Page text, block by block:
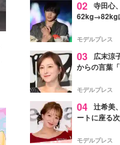
02 寺田心
62kg→82kg
「かっこいい
モデルプレス
03
広末涼
からの言葉
モデルプレス
04 辻希美
ートに座る
ぎ」「成長を
モデルプレス